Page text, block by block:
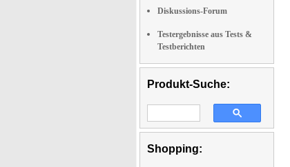
Diskussions-Forum
Testergebnisse aus Tests &
Testberichten
Produkt-Suche:
Shopping: